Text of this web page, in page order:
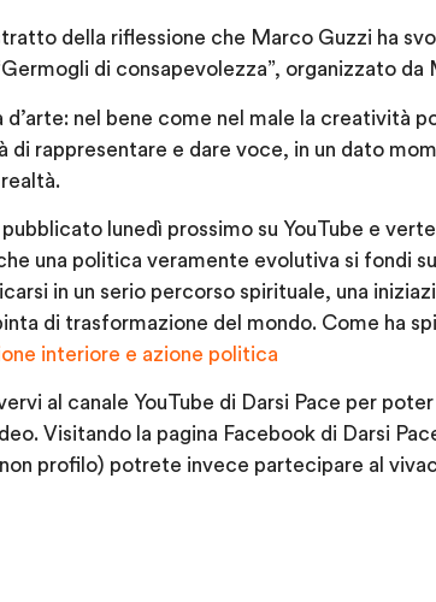
della riflessione che Marco Guzzi ha
di consapevolezza”, organizzato da
d’arte: nel bene come nel male la creatività
di rappresentare e dare voce, in un dato
lunedì prossimo su YouTube e
una politica veramente evolutiva si fondi
in un serio percorso spirituale, una
di trasformazione del mondo. Come ha
interiore e azione politica
al canale YouTube di Darsi Pace per
Visitando la pagina Facebook di Darsi
profilo) potrete invece partecipare al